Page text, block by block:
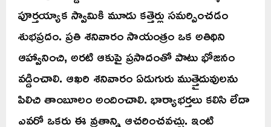
పూర్తయ్యాక స్వామికి మూడు కత్తెర్లు సమర్పించడం
శుభప్రదం. ప్రతి శనివారం సాయంత్రం ఒక అతిథిని
ఆహ్వానించి, అరటి ఆకుపై ప్రసాదంతో పాటు భోజనం
వడ్డించాలి. ఆఖరి శనివారం ఏడుగురు ముత్తైదువులను
పిలిచి తాంబూలం అందించాలి. భార్యాభర్తలు కలిసి లేదా
ఎవరో ఒకరు ఈ వ్రతాన్ని ఆచరించవచ్చు. ఇంటి